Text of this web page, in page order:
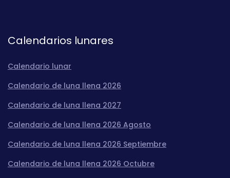
Calendarios lunares
Calendario lunar
Calendario de luna llena 2026
Calendario de luna llena 2027
Calendario de luna llena 2026 Agosto
Calendario de luna llena 2026 Septiembre
Calendario de luna llena 2026 Octubre